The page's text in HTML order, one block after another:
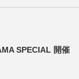
SPECIAL 開催